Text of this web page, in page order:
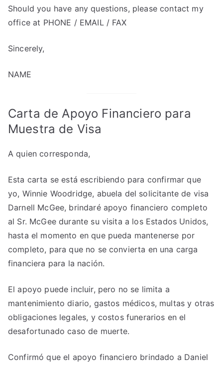
Should you have any questions, please contact my
office at PHONE / EMAIL / FAX
Sincerely,
NAME
Carta de Apoyo Financiero para
Muestra de Visa
A quien corresponda,
Esta carta se está escribiendo para confirmar que
yo, Winnie Woodridge, abuela del solicitante de visa
Darnell McGee, brindaré apoyo financiero completo
al Sr. McGee durante su visita a los Estados Unidos,
hasta el momento en que pueda mantenerse por
completo, para que no se convierta en una carga
financiera para la nación.
El apoyo puede incluir, pero no se limita a
mantenimiento diario, gastos médicos, multas y otras
obligaciones legales, y costos funerarios en el
desafortunado caso de muerte.
Confirmó que el apoyo financiero brindado a Daniel